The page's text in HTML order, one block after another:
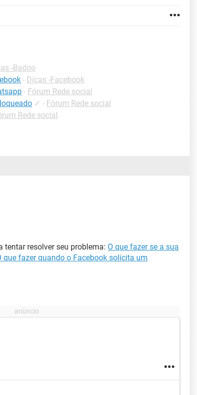
-Badoo
- Dicas -Facebook
- Fórum Rede social
✓ - Fórum Rede social
Rede social
resolver seu problema: O que fazer se a sua
que fazer quando o Facebook solicita um